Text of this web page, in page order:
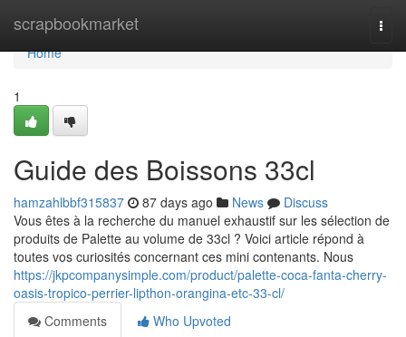
scrapbookmarket
Home
Home
1
Guide des Boissons 33cl
hamzahlbbf315837 87 days ago News
Discuss
Vous êtes à la recherche du manuel exhaustif sur les sélection de
produits de Palette au volume de 33cl ? Voici article répond à
toutes vos curiosités concernant ces mini contenants. Nous
https://jkpcompanysimple.com/product/palette-coca-fanta-cherry-
oasis-tropico-perrier-lipthon-orangina-etc-33-cl/
Comments
Who Upvoted